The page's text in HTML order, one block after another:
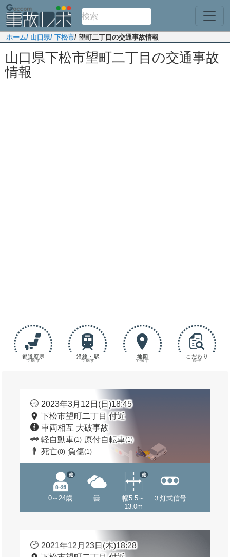
ホーム/ 山口県/ 下松市/ 望町二丁目の交通事故情報
山口県下松市望町二丁目の交通事故
情報
都道府県
で探す
沿線・駅
で探す
地図
で探す
こだわり
条件
2023年3月12日(日)18:45
下松市望町二丁目 付近
車両相互 大破事故
軽自動車(1) 原付自転車(1)
死亡(0) 負傷(1)
0～24歳
他
曇
幅5.5～
13.0m
他
３灯式信号
2021年12月23日(木)18:28